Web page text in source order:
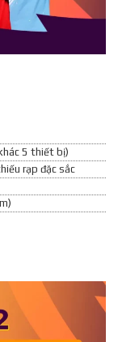
5 thiết bị)
rạp đặc sắc